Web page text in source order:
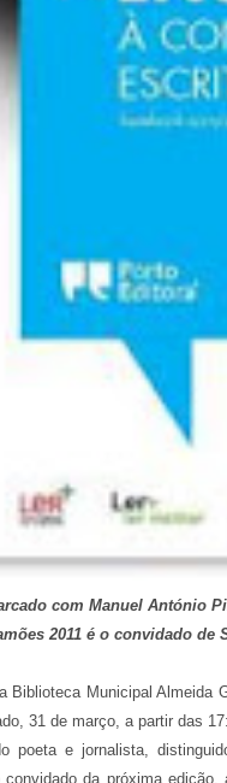
com Manuel António
2011 é o convidado
Biblioteca Municipal Almeida
31 de março, a partir das
poeta e jornalista,
da próxima edição,